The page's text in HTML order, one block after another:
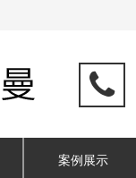
案例展示